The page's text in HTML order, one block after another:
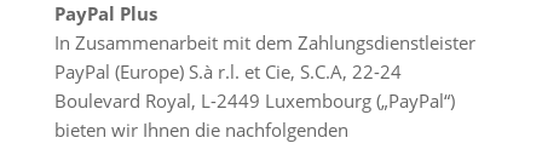
PayPal Plus
In Zusammenarbeit mit dem Zahlungsdienstleister
PayPal (Europe) S.à r.l. et Cie, S.C.A, 22-24
Boulevard Royal, L-2449 Luxembourg („PayPal“)
bieten wir Ihnen die nachfolgenden